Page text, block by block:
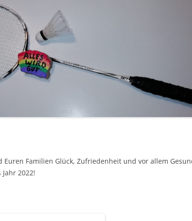
Euren Familien Glück, Zufriedenheit und vor allem
2022!